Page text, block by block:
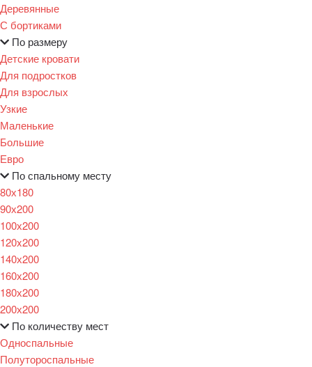
Деревянные
С бортиками
По размеру
Детские кровати
Для подростков
Для взрослых
Узкие
Маленькие
Большие
Евро
По спальному месту
80х180
90х200
100х200
120x200
140х200
160х200
180х200
200х200
По количеству мест
Односпальные
Полутороспальные